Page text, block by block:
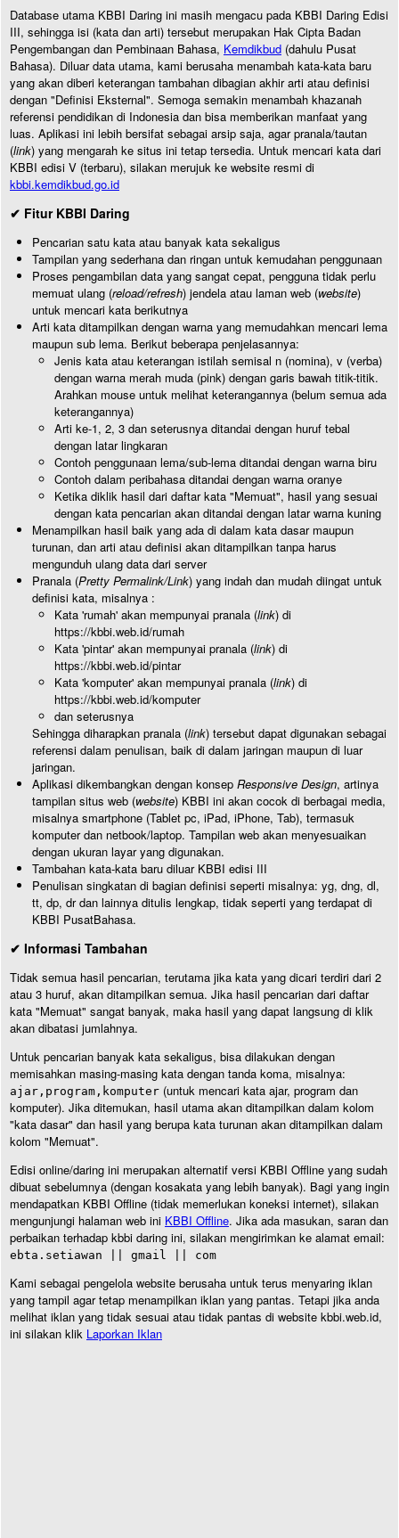
Database utama KBBI Daring ini masih mengacu pada KBBI Daring Edisi
III, sehingga isi (kata dan arti) tersebut merupakan Hak Cipta Badan
Pengembangan dan Pembinaan Bahasa, Kemdikbud (dahulu Pusat
Bahasa). Diluar data utama, kami berusaha menambah kata-kata baru
yang akan diberi keterangan tambahan dibagian akhir arti atau definisi
dengan "Definisi Eksternal". Semoga semakin menambah khazanah
referensi pendidikan di Indonesia dan bisa memberikan manfaat yang
luas. Aplikasi ini lebih bersifat sebagai arsip saja, agar pranala/tautan
(link) yang mengarah ke situs ini tetap tersedia. Untuk mencari kata dari
KBBI edisi V (terbaru), silakan merujuk ke website resmi di
kbbi.kemdikbud.go.id
✔ Fitur KBBI Daring
Pencarian satu kata atau banyak kata sekaligus
Tampilan yang sederhana dan ringan untuk kemudahan penggunaan
Proses pengambilan data yang sangat cepat, pengguna tidak perlu
memuat ulang (reload/refresh) jendela atau laman web (website)
untuk mencari kata berikutnya
Arti kata ditampilkan dengan warna yang memudahkan mencari lema
maupun sub lema. Berikut beberapa penjelasannya:
Jenis kata atau keterangan istilah semisal n (nomina), v (verba)
dengan warna merah muda (pink) dengan garis bawah titik-titik.
Arahkan mouse untuk melihat keterangannya (belum semua ada
keterangannya)
Arti ke-1, 2, 3 dan seterusnya ditandai dengan huruf tebal
dengan latar lingkaran
Contoh penggunaan lema/sub-lema ditandai dengan warna biru
Contoh dalam peribahasa ditandai dengan warna oranye
Ketika diklik hasil dari daftar kata "Memuat", hasil yang sesuai
dengan kata pencarian akan ditandai dengan latar warna kuning
Menampilkan hasil baik yang ada di dalam kata dasar maupun
turunan, dan arti atau definisi akan ditampilkan tanpa harus
mengunduh ulang data dari server
Pranala (Pretty Permalink/Link) yang indah dan mudah diingat untuk
definisi kata, misalnya :
Kata 'rumah' akan mempunyai pranala (link) di
https://kbbi.web.id/rumah
Kata 'pintar' akan mempunyai pranala (link) di
https://kbbi.web.id/pintar
Kata 'komputer' akan mempunyai pranala (link) di
https://kbbi.web.id/komputer
dan seterusnya
Sehingga diharapkan pranala (link) tersebut dapat digunakan sebagai
referensi dalam penulisan, baik di dalam jaringan maupun di luar
jaringan.
Aplikasi dikembangkan dengan konsep Responsive Design, artinya
tampilan situs web (website) KBBI ini akan cocok di berbagai media,
misalnya smartphone (Tablet pc, iPad, iPhone, Tab), termasuk
komputer dan netbook/laptop. Tampilan web akan menyesuaikan
dengan ukuran layar yang digunakan.
Tambahan kata-kata baru diluar KBBI edisi III
Penulisan singkatan di bagian definisi seperti misalnya: yg, dng, dl,
tt, dp, dr dan lainnya ditulis lengkap, tidak seperti yang terdapat di
KBBI PusatBahasa.
✔ Informasi Tambahan
Tidak semua hasil pencarian, terutama jika kata yang dicari terdiri dari 2
atau 3 huruf, akan ditampilkan semua. Jika hasil pencarian dari daftar
kata "Memuat" sangat banyak, maka hasil yang dapat langsung di klik
akan dibatasi jumlahnya.
Untuk pencarian banyak kata sekaligus, bisa dilakukan dengan
memisahkan masing-masing kata dengan tanda koma, misalnya:
ajar,program,komputer (untuk mencari kata ajar, program dan
komputer). Jika ditemukan, hasil utama akan ditampilkan dalam kolom
"kata dasar" dan hasil yang berupa kata turunan akan ditampilkan dalam
kolom "Memuat".
Edisi online/daring ini merupakan alternatif versi KBBI Offline yang sudah
dibuat sebelumnya (dengan kosakata yang lebih banyak). Bagi yang ingin
mendapatkan KBBI Offline (tidak memerlukan koneksi internet), silakan
mengunjungi halaman web ini KBBI Offline. Jika ada masukan, saran dan
perbaikan terhadap kbbi daring ini, silakan mengirimkan ke alamat email:
ebta.setiawan || gmail || com
Kami sebagai pengelola website berusaha untuk terus menyaring iklan
yang tampil agar tetap menampilkan iklan yang pantas. Tetapi jika anda
melihat iklan yang tidak sesuai atau tidak pantas di website kbbi.web.id,
ini silakan klik Laporkan Iklan